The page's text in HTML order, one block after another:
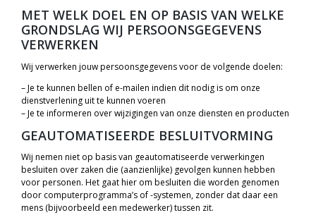
MET WELK DOEL EN OP BASIS VAN WELKE
GRONDSLAG WIJ PERSOONSGEGEVENS
VERWERKEN
Wij verwerken jouw persoonsgegevens voor de volgende doelen:
– Je te kunnen bellen of e-mailen indien dit nodig is om onze
dienstverlening uit te kunnen voeren
– Je te informeren over wijzigingen van onze diensten en producten
GEAUTOMATISEERDE BESLUITVORMING
Wij nemen niet op basis van geautomatiseerde verwerkingen
besluiten over zaken die (aanzienlijke) gevolgen kunnen hebben
voor personen. Het gaat hier om besluiten die worden genomen
door computerprogramma’s of -systemen, zonder dat daar een
mens (bijvoorbeeld een medewerker) tussen zit.